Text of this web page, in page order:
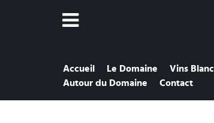
Accueil Le Domaine Vins
Autour du Domaine
Contact